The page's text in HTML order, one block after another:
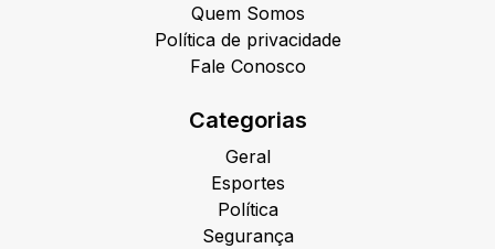
Quem Somos
Política de privacidade
Fale Conosco
Categorias
Geral
Esportes
Política
Segurança